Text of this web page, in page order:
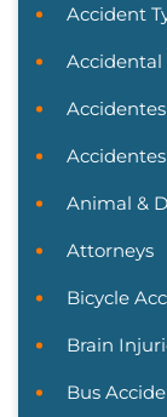
Accident
Accidental
Animal &
Attorneys
Bicycle
Brain
Bus